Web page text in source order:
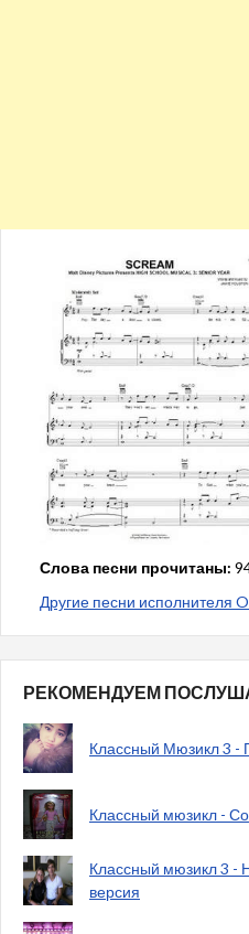
Слова песни прочитаны:
Другие песни исполнителя
РЕКОМЕНДУЕМ
Классный Мюзикл 3 -
Классный мюзикл -
Классный мюзикл 3 -
версия